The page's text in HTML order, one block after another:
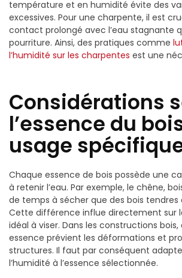
température et en humidité évite des
excessives. Pour une charpente, il est
contact prolongé avec l’eau stagnante
pourriture. Ainsi, des pratiques comme
l’humidité sur les charpentes est une
Considérations
l’essence du
usage
Chaque essence de bois possède une
à retenir l’eau. Par exemple, le chêne,
de temps à sécher que des bois tendres
Cette différence influe directement sur
idéal à viser. Dans les constructions
essence prévient les déformations et
structures. Il faut par conséquent
l’humidité à l’essence sélectionnée.